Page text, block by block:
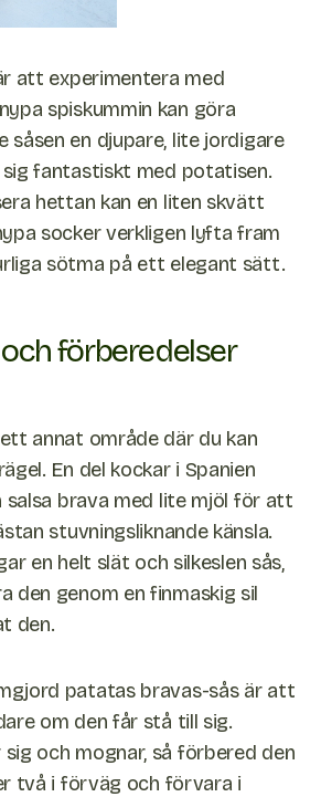
att experimentera med
spiskummin kan göra
såsen en djupare, lite jordigare
fantastiskt med potatisen.
hettan kan en liten skvätt
socker verkligen lyfta fram
sötma på ett elegant sätt.
förberedelser
annat område där du kan
En del kockar i Spanien
salsa brava med lite mjöl för att
stuvningsliknande känsla.
en helt slät och silkeslen sås,
den genom en finmaskig sil
den.
patatas bravas-sås är att
om den får stå till sig.
och mognar, så förbered den
två i förväg och förvara i